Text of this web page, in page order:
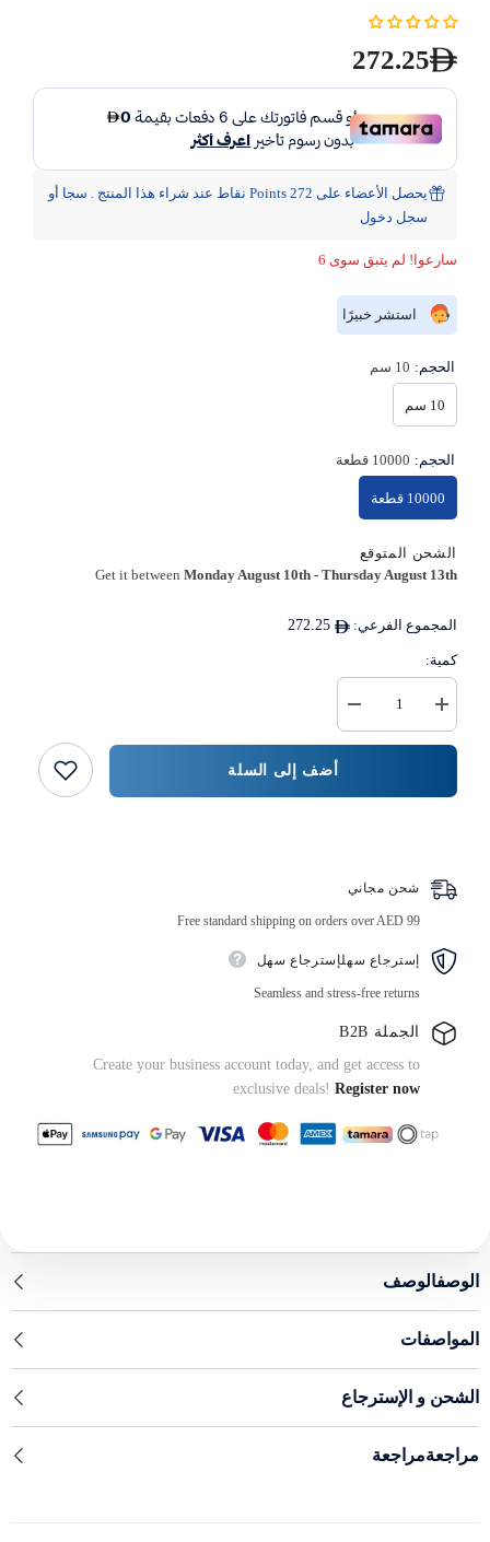
272.25
يحصل الأعضاء على 272 Points نقاط عند شراء هذا المنتج . سجا أو
سجل دخول
سارعوا! لم يتبق سوى 6
استشر خبيرًا
الحجم: 10 سم
10 سم
الحجم: 10000 قطعة
10000 قطعة
الشحن المتوقع
Get it betweenMonday August 10th -Thursday August 13th
المجموع الفرعي: 272.25
كمية:
كمية
{{
المنتج
زيادة
كمية
10000
أضف إلى السلة
شحن مجاني
Free standard shipping on orders over AED 99
إسترجاع سهلإسترجاع سهل
Seamless and stress-free returns
الجملة B2B
Create your business account today, and get access to
exclusive deals! Register now
الوصفالوصف
المواصفات
الشحن و الإسترجاع
مراجعةمراجعة